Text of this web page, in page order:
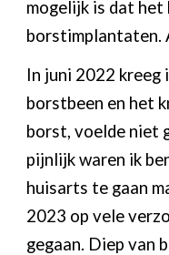
mogelijk is dat het
borstimplantaten.
In juni 2022 kreeg
borstbeen en het
borst, voelde niet
pijnlijk waren ik
huisarts te gaan
2023 op vele
gegaan. Diep van